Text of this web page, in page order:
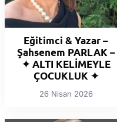
Eğitimci & Yazar –
Şahsenem PARLAK –
✦ ALTI KELİMEYLE
ÇOCUKLUK ✦
26 Nisan 2026